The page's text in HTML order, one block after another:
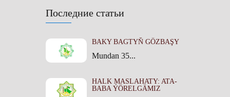
Последние статьи
BAKY BAGTYŇ GÖZBAŞY
Mundan 35...
HALK MASLAHATY: ATA-
BABA ÝÖRELGÄMIZ